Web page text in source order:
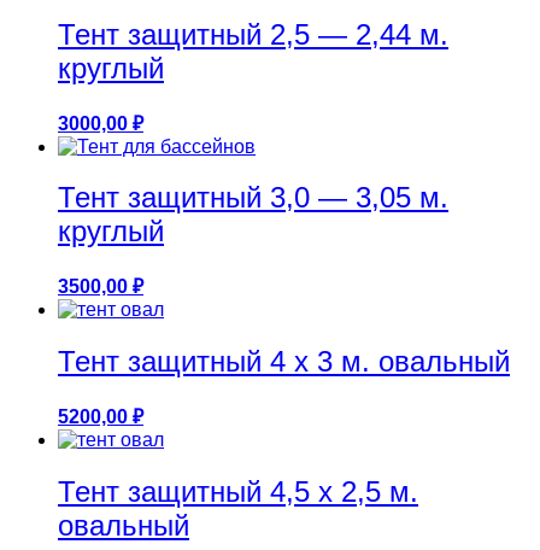
Тент защитный 2,5 — 2,44 м.
круглый
3000,00 ₽
Тент защитный 3,0 — 3,05 м.
круглый
3500,00 ₽
Тент защитный 4 х 3 м. овальный
5200,00 ₽
Тент защитный 4,5 х 2,5 м.
овальный